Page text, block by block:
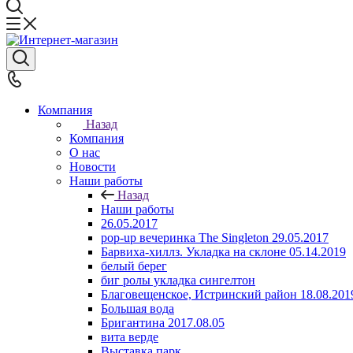
Компания
Назад
Компания
О нас
Новости
Наши работы
Назад
Наши работы
26.05.2017
pop-up вечеринка The Singleton 29.05.2017
Барвиха-хиллз. Укладка на склоне 05.14.2019
белый берег
биг ролы укладка сингелтон
Благовещенское, Истринский район
Большая вода
Бригантина 2017.08.05
вита верде